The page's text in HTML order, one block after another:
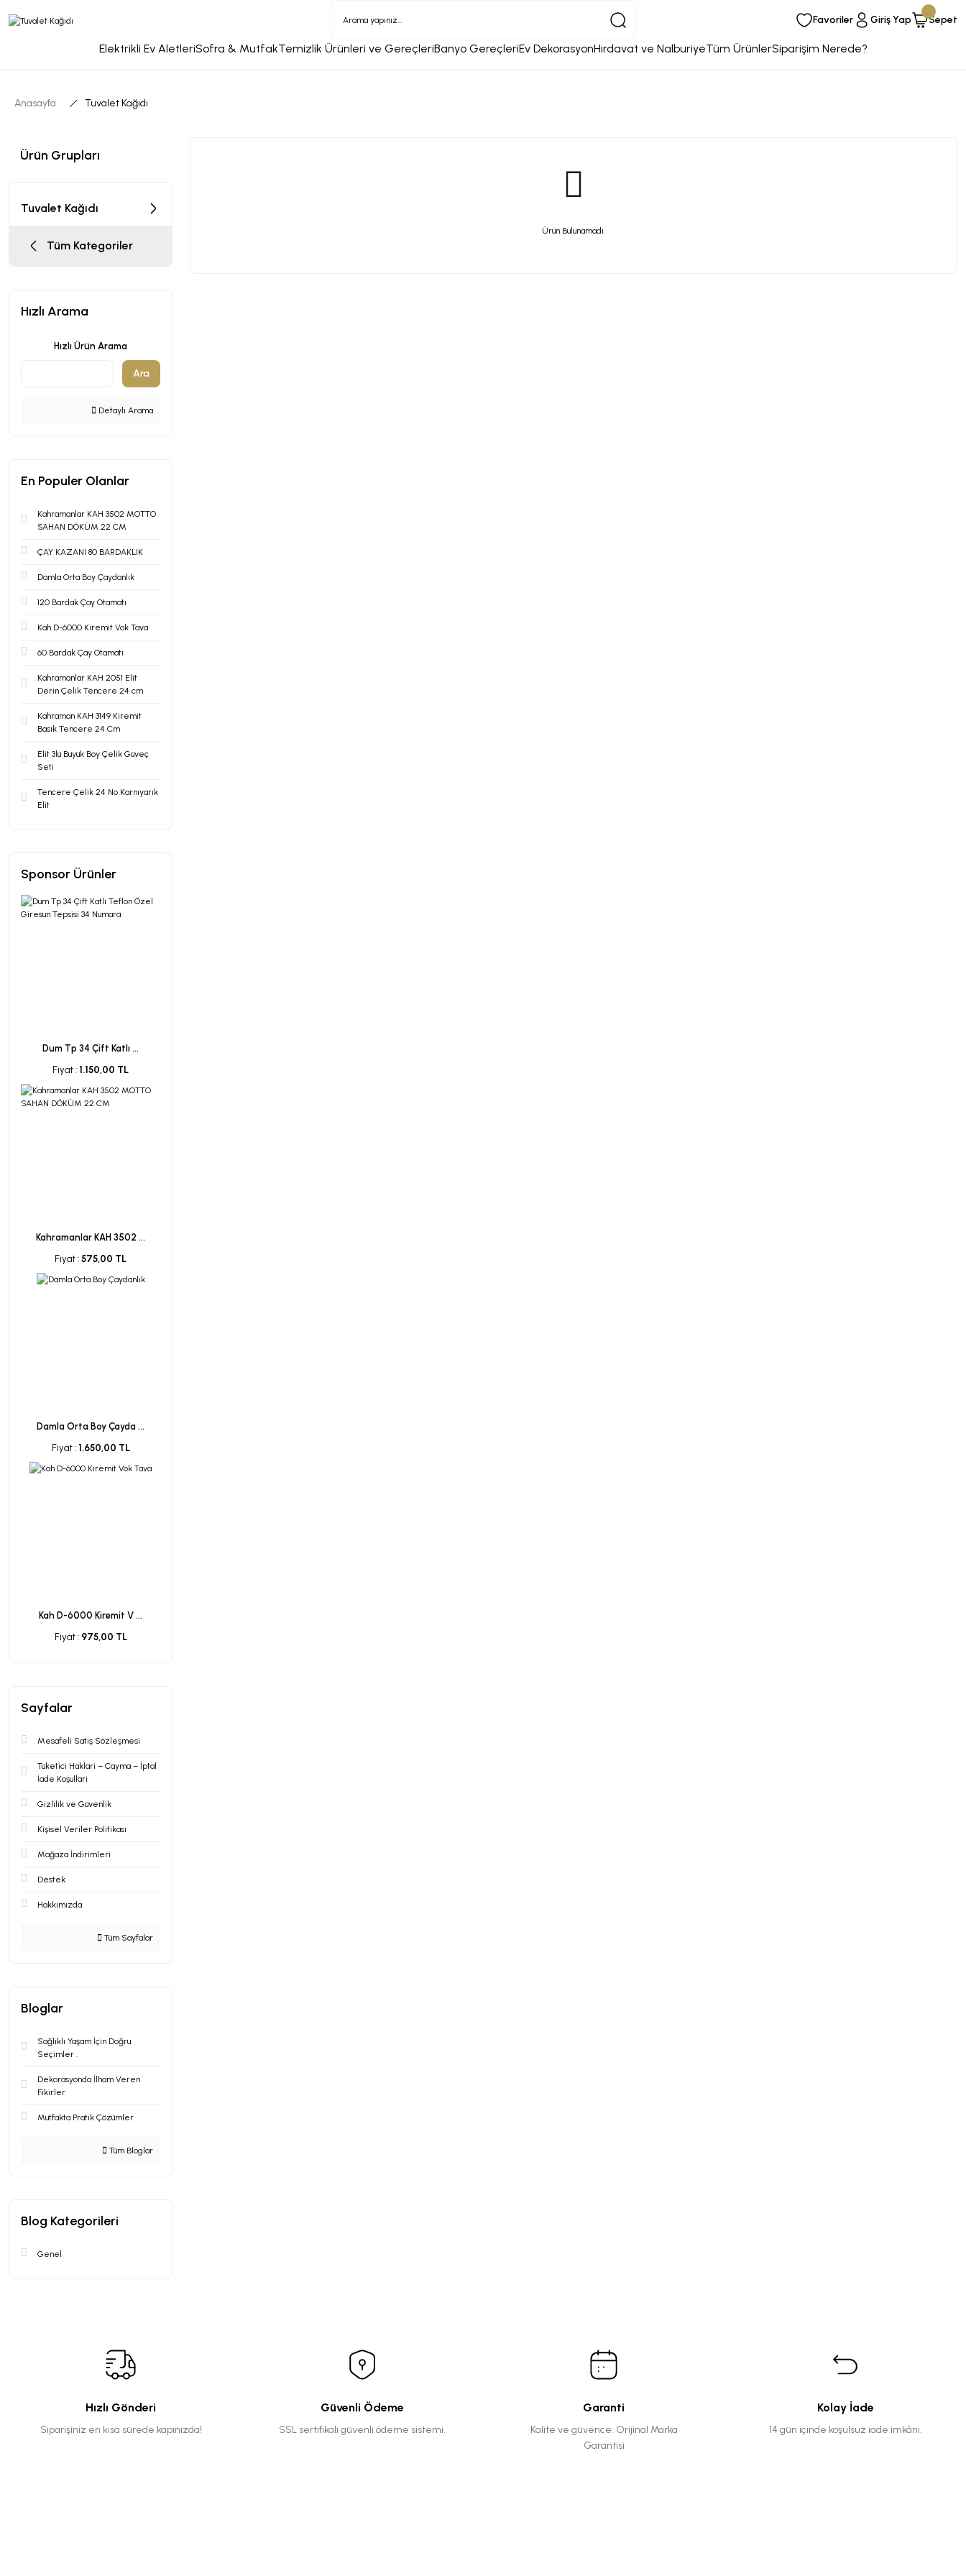
Favoriler Giriş Yap Sepet
Elektrikli Ev AletleriSofra & MutfakTemizlik Ürünleri ve GereçleriBanyo GereçleriEv DekorasyonHırdavat ve NalburiyeTüm ÜrünlerSiparişim Nerede?
Anasayfa Tuvalet Kağıdı
Ürün Grupları
Tuvalet Kağıdı
Tüm Kategoriler
Hızlı Arama
Hızlı Ürün Arama
Ara
Detaylı Arama
En Populer Olanlar
Kahramanlar KAH 3502 MOTTO
SAHAN DÖKÜM 22 CM
ÇAY KAZANI 80 BARDAKLIK
Damla Orta Boy Çaydanlık
120 Bardak Çay Otamatı
Kah D-6000 Kiremit Vok Tava
60 Bardak Çay Otamatı
Kahramanlar KAH 2051 Elit
Derin Çelik Tencere 24 cm
Kahraman KAH 3149 Kiremit
Basık Tencere 24 Cm
Elit 3lü Büyük Boy Çelik Güveç
Seti
Tencere Çelik 24 No Karnıyarık
Elit
Sponsor Ürünler
Dum Tp 34 Çift Katlı ...
Fiyat : 1.150,00 TL
Kahramanlar KAH 3502 ...
Fiyat : 575,00 TL
Damla Orta Boy Çayda ...
Fiyat : 1.650,00 TL
Kah D-6000 Kiremit V ...
Fiyat : 975,00 TL
Sayfalar
Mesafeli Satış Sözleşmesi
Tüketici Haklari – Cayma – İptal
İade Koşullari
Gizlilik ve Güvenlik
Kişisel Veriler Politikası
Mağaza İndirimleri
Destek
Hakkımızda
Tüm Sayfalar
Bloglar
Sağlıklı Yaşam İçin Doğru
Seçimler .
Dekorasyonda İlham Veren
Fikirler
Mutfakta Pratik Çözümler
Tüm Bloglar
Blog Kategorileri
Genel
Ürün Bulunamadı.
Hızlı Gönderi
Siparişiniz en kısa sürede kapınızda!
Güvenli Ödeme
SSL sertifikalı güvenli ödeme sistemi.
Garanti
Kalite ve güvence: Orijinal Marka
Garantisi
Kolay İade
14 gün içinde koşulsuz iade imkânı.